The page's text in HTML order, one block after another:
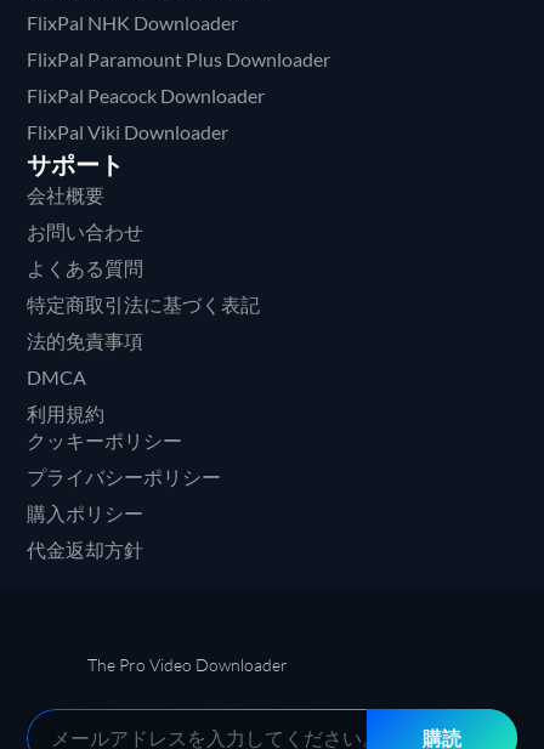
FlixPal NHK Downloader
FlixPal Paramount Plus Downloader
FlixPal Peacock Downloader
FlixPal Viki Downloader
サポート
会社概要
お問い合わせ
よくある質問
特定商取引法に基づく表記
法的免責事項
DMCA
利用規約
クッキーポリシー
プライバシーポリシー
購入ポリシー
代金返却方針
The Pro Video Downloader
購読